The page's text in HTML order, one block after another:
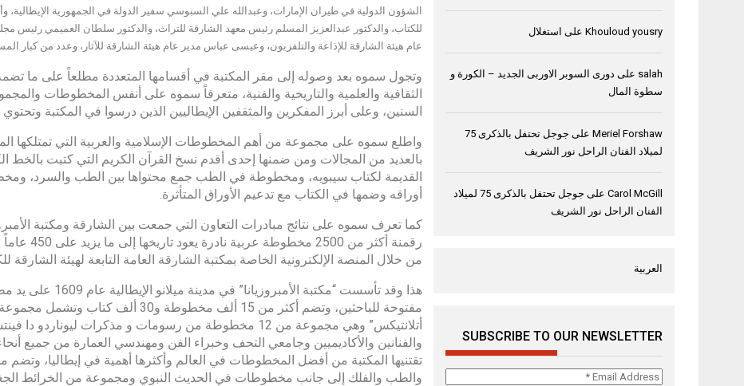
الشؤون الدولية في طيران الإمارات، وعبدالله علي السبوسي سفير الدولة في الجمهورية الإيطالية،
للكتاب، والدكتور عبدالعزيز المسلم رئيس معهد الشارقة للتراث، والدكتور سلطان العميمي رئيس
عام هيئة الشارقة للإذاعة والتلفزيون، وعيسى عباس مدير عام هيئة الشارقة للآثار، وعدد من كبار
وتجول سموه بعد وصوله إلى مقر المكتبة في أقسامها المتعددة مطلعاً على ما
الثقافية والعلمية والتاريخية والفنية، متعرفاً سموه على أنفس المخطوطات
السنين، وعلى أبرز المفكرين والمثقفين الإيطاليين الذين درسوا في المكتبة وتحتوي
واطلع سموه على مجموعة من أهم المخطوطات الإسلامية والعربية التي تمتلكها
بالعديد من المجالات ومن ضمنها إحدى أقدم نسخ القرآن الكريم التي كتبت بالخط
القديمة لكتاب سيبويه، ومخطوطة في الطب جمع محتواها بين الطب والسرد،
أوراقه وضمها في الكتاب مع تدعيم الأوراق المتأثرة.
كما تعرف سموه على نتائج مبادرات التعاون التي جمعت بين الشارقة ومكتبة
رقمنة أكثر
من خلال المنصة الإلكترونية الخاصة بمكتبة الشارقة العامة التابعة لهيئة الشارقة
هذا وقد تأسست
مفتوحة للباحثين، وتضم أكثر من 15 ألف
أتلانتيكس” وهي مجموعة من 12 مخطوطة من رسومات و مذكرات
والفنانين والأكاديميين وجامعي التحف وخبراء الفن ومهندسي العمارة من جميع
تقتنيها المكتبة من أفضل المخطوطات في العالم وأكثرها أهمية في إيطاليا،
والطب والفلك إلى جانب مخطوطات في الحديث النبوي ومجموعة من الخرائط
Khouloud yousry على استغلال
salah على دورى السوبر الاوربى الجديد – الكورة و
سطوة المال
Meriel Forshaw على
جوجل تحتفل بالذكرى 75
لميلاد الفنان الراحل نور الشريف
Carol McGill على
جوجل تحتفل بالذكرى 75 لميلاد
الفنان الراحل نور الشريف
العربية
SUBSCRIBE TO OUR NEWSLETTER
Email